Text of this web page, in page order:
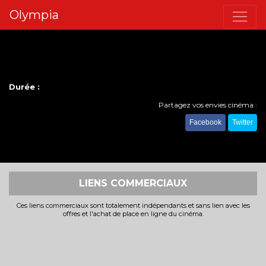
Olympia
Durée :
Partagez vos envies cinéma :
Facebook Twitter
LIENS COMMERCIAUX
Ces liens commerciaux sont totalement indépendants et sans lien avec les
offres et l'achat de place en ligne du cinéma.